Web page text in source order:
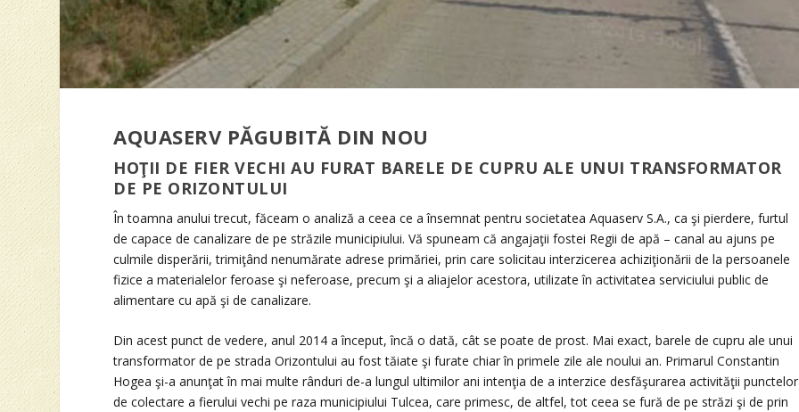
AQUASERV PĂGUBITĂ DIN NOU
HOŢII DE FIER VECHI AU FURAT BARELE DE CUPRU ALE UNUI TRANSFORMATOR
DE PE ORIZONTULUI
În toamna anului trecut, făceam o analiză a ceea ce a însemnat pentru societatea Aquaserv S.A., ca şi pierdere, furtul
de capace de canalizare de pe străzile municipiului. Vă spuneam că angajaţii fostei Regii de apă – canal au ajuns pe
culmile disperării, trimiţând nenumărate adrese primăriei, prin care solicitau interzicerea achiziţionării de la persoanele
fizice a materialelor feroase şi neferoase, precum şi a aliajelor acestora, utilizate în activitatea serviciului public de
alimentare cu apă şi de canalizare.
Din acest punct de vedere, anul 2014 a început, încă o dată, cât se poate de prost. Mai exact, barele de cupru ale unui
transformator de pe strada Orizontului au fost tăiate şi furate chiar în primele zile ale noului an. Primarul Constantin
Hogea şi-a anunţat în mai multe rânduri de-a lungul ultimilor ani intenţia de a interzice desfăşurarea activităţii punctelor
de colectare a fierului vechi pe raza municipiului Tulcea, care primesc, de altfel, tot ceea se fură de pe străzi şi de prin